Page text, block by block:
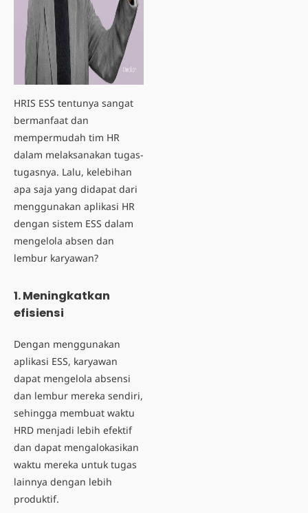
HRIS ESS tentunya sangat
bermanfaat dan
mempermudah tim HR
dalam melaksanakan tugas-
tugasnya. Lalu, kelebihan
apa saja yang didapat dari
menggunakan aplikasi HR
dengan sistem ESS dalam
mengelola absen dan
lembur karyawan?
1. Meningkatkan
efisiensi
Dengan menggunakan
aplikasi ESS, karyawan
dapat mengelola absensi
dan lembur mereka sendiri,
sehingga membuat waktu
HRD menjadi lebih efektif
dan dapat mengalokasikan
waktu mereka untuk tugas
lainnya dengan lebih
produktif.